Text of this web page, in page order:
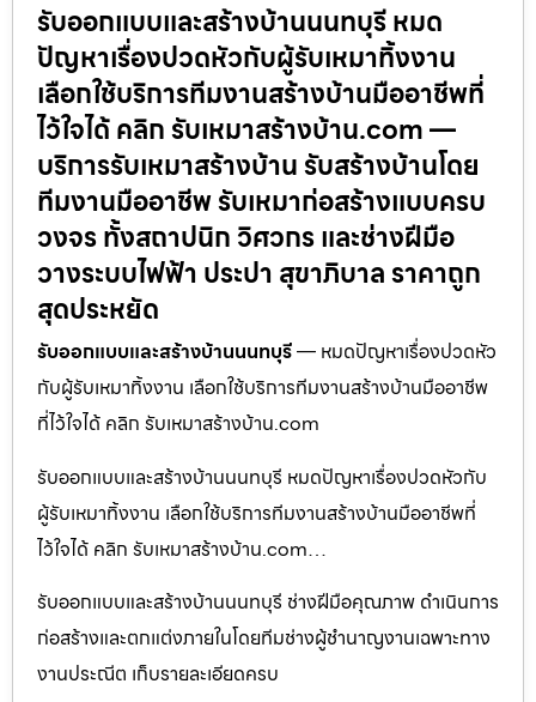
รับออกแบบและสร้างบ้านนนทบุรี หมด
ปัญหาเรื่องปวดหัวกับผู้รับเหมาทิ้งงาน
เลือกใช้บริการทีมงานสร้างบ้านมืออาชีพที่
ไว้ใจได้ คลิก รับเหมาสร้างบ้าน.com —
บริการรับเหมาสร้างบ้าน รับสร้างบ้านโดย
ทีมงานมืออาชีพ รับเหมาก่อสร้างแบบครบ
วงจร ทั้งสถาปนิก วิศวกร และช่างฝีมือ
วางระบบไฟฟ้า ประปา สุขาภิบาล ราคาถูก
สุดประหยัด
รับออกแบบและสร้างบ้านนนทบุรี— หมดปัญหาเรื่องปวดหัว
กับผู้รับเหมาทิ้งงาน เลือกใช้บริการทีมงานสร้างบ้านมืออาชีพ
ที่ไว้ใจได้ คลิก รับเหมาสร้างบ้าน.com
รับออกแบบและสร้างบ้านนนทบุรี หมดปัญหาเรื่องปวดหัวกับ
ผู้รับเหมาทิ้งงาน เลือกใช้บริการทีมงานสร้างบ้านมืออาชีพที่
ไว้ใจได้ คลิก รับเหมาสร้างบ้าน.com…
รับออกแบบและสร้างบ้านนนทบุรี ช่างฝีมือคุณภาพ ดำเนินการ
ก่อสร้างและตกแต่งภายในโดยทีมช่างผู้ชำนาญงานเฉพาะทาง
งานประณีต เก็บรายละเอียดครบ